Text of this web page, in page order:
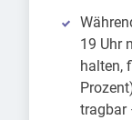
19 Uhr
halten,
tragbar